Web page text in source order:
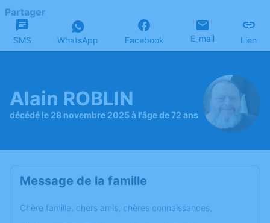
Partager
SMS WhatsApp Facebook E-mail Lien
Alain ROBLIN
décédé le 28 novembre 2025 à l'âge de 72 ans
Message de la famille
Chère famille, chers amis, chères connaissances,